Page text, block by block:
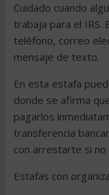
Cuidado cuando
trabaja para el
teléfono, correo
mensaje de texto.
En esta estafa
donde se afirma
pagarlos
transferencia
con arrestarte si no
Estafas con